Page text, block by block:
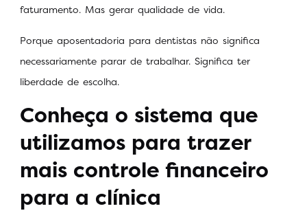
faturamento. Mas gerar qualidade de vida.
Porque aposentadoria para dentistas não significa
necessariamente parar de trabalhar. Significa ter
liberdade de escolha.
Conheça o sistema que
utilizamos para trazer
mais controle financeiro
para a clínica